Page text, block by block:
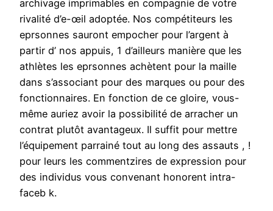
archivage imprimables en compagnie de votre
rivalité d’e-œil adoptée. Nos compétiteurs les
eprsonnes sauront empocher pour l’argent à
partir d’ nos appuis, 1 d’ailleurs manière que les
athlètes les eprsonnes achètent pour la maille
dans s’associant pour des marques ou pour des
fonctionnaires. En fonction de ce gloire, vous-
même auriez avoir la possibilité de arracher un
contrat plutôt avantageux. Il suffit pour mettre
l’équipement parrainé tout au long des assauts , !
pour leurs les commentzires de expression pour
des individus vous convenant honorent intra-
faceb k.